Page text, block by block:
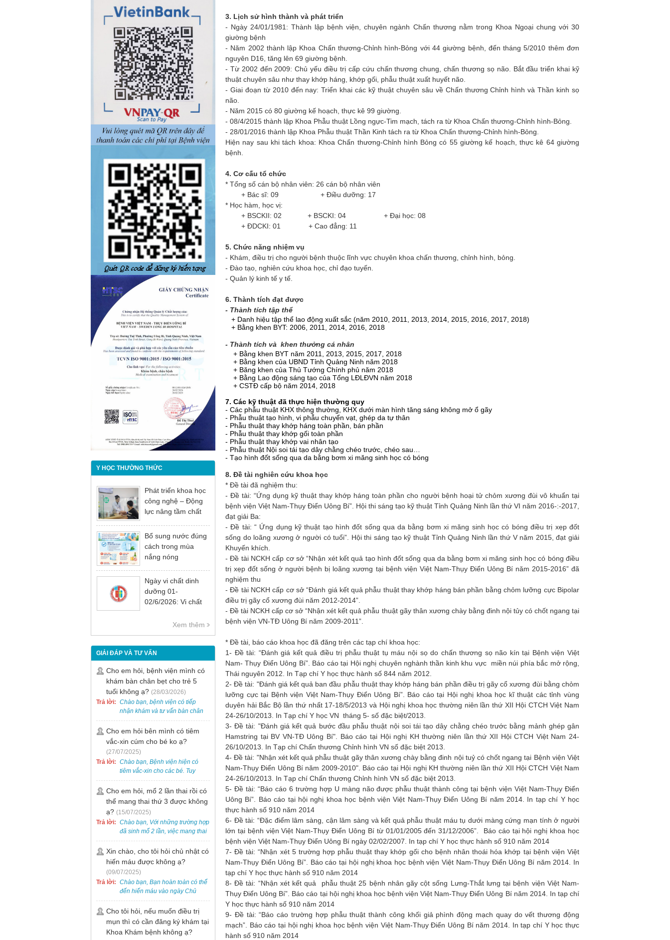
Y HỌC THƯỜNG THỨC
Phát triển khoa học
công nghệ – Động
lực nâng tầm chất
bệnh
Bổ sung nước đúng
cách trong mùa
nắng nóng
Ngày vi chất dinh
dưỡng 01-
02/6/2026: Vi chất
thiết cho sự phát
Xem thêm
GIẢI ĐÁP VÀ TƯ VẤN
Cho em hỏi, bệnh viện mình có
khám bàn chân bẹt cho trẻ 5
tuổi không ạ? (28/03/2026)
Trả lời: Chào bạn, bệnh viện có tiếp
nhận khám và tư vấn bàn chân
bẹt cho trẻ em, bao gồm cả trẻ 5
tuổi. Bạn có thể đưa bé đến
Khoa Khám bệnh của bệnh viện
để được bác sĩ chuyên khoa
thăm khám. Ngoài ra, để thuận
tiện hơn, bạn có thể đặt lịch
khám trước qua số điện thoại:
0988 270 115. Nếu cần hỗ trợ
thêm, vui lòng liên hệ qua Zalo
hoặc Fanpage Bệnh viện Việt
Nam - Thụy Điển Uông Bí.
Cho em hỏi bên mình có tiêm
vắc-xin cúm cho bé ko ạ?
(27/07/2025)
Trả lời: Chào bạn, Bệnh viện hiện có
tiêm vắc-xin cho các bé. Tuy
nhiên, các loại vắc-xin thường về
theo từng đợt, không phải lúc
nào cũng có sẵn.
Cho em hỏi, mổ 2 lần thai rồi có
thể mang thai thứ 3 được không
ạ? (15/07/2025)
Trả lời: Chào bạn, Với những trường hợp
đã sinh mổ 2 lần, việc mang thai
lần 3 vẫn có thể thực hiện được.
Tại Bệnh viện, chúng tôi đã tiếp
nhận và hỗ trợ nhiều thai phụ có
nhu cầu tương tự.
Xin chào, cho tôi hỏi chủ nhật có
hiến máu được không ạ?
(09/07/2025)
Trả lời: Chào bạn, Bạn hoàn toàn có thể
đến hiến máu vào ngày Chủ
Nhật.
Cho tôi hỏi, nếu muốn điều trị
mụn thì có cần đăng ký khám tại
Khoa Khám bệnh không ạ?
3. Lịch sử hình thành và phát triển
- Ngày 24/01/1981: Thành lập bệnh viện, chuyên ngành Chấn thương nằm trong Khoa Ngoại chung với 30
giường bệnh
- Năm 2002 thành lập Khoa Chấn thương-Chỉnh hình-Bỏng với 44 giường bệnh, đến tháng 5/2010 thêm đơn
nguyên D16, tăng lên 69 giường bệnh.
- Từ 2002 đến 2009: Chủ yếu điều trị cấp cứu chấn thương chung, chấn thương sọ não. Bắt đầu triển khai kỹ
thuật chuyên sâu như thay khớp háng, khớp gối, phẫu thuật xuất huyết não.
- Giai đoạn từ 2010 đến nay: Triển khai các kỹ thuật chuyên sâu về Chấn thương Chỉnh hình và Thần kinh sọ
não.
- Năm 2015 có 80 giường kế hoạch, thực kê 99 giường.
- 08/4/2015 thành lập Khoa Phẫu thuật Lồng ngực-Tim mạch, tách ra từ Khoa Chấn thương-Chỉnh hình-Bỏng.
- 28/01/2016 thành lập Khoa Phẫu thuật Thần Kinh tách ra từ Khoa Chấn thương-Chỉnh hình-Bỏng.
Hiện nay sau khi tách khoa: Khoa Chấn thương-Chỉnh hình Bỏng có 55 giường kế hoạch, thực kê 64 giường
bệnh.
4. Cơ cấu tổ chức
* Tổng số cán bộ nhân viên: 26 cán bộ nhân viên
+ Bác sĩ: 09 + Điều dưỡng: 17
* Học hàm, học vị:
+ BSCKII: 02 + BSCKI: 04
+ Đại học: 08
+ ĐDCKI: 01 + Cao đẳng: 11
5. Chức năng nhiệm vụ
- Khám, điều trị cho người bệnh thuộc lĩnh vực chuyên khoa chấn thương, chỉnh hình, bỏng.
- Đào tạo, nghiên cứu khoa học, chỉ đạo tuyến.
- Quản lý kinh tế y tế.
6. Thành tích đạt được
- Thành tích tập thể
+ Danh hiệu tập thể lao động xuất sắc (năm 2010, 2011, 2013, 2014, 2015, 2016, 2017, 2018)
+ Bằng khen BYT: 2006, 2011, 2014, 2016, 2018
- Thành tích và khen thưởng cá nhân
+ Bằng khen BYT năm 2011, 2013, 2015, 2017, 2018
+ Bằng khen của UBND Tỉnh Quảng Ninh năm 2018
+ Băng khen của Thủ Tướng Chính phủ năm 2018
+ Bằng Lao động sáng tạo của Tổng LĐLĐVN năm 2018
+ CSTĐ cấp bộ năm 2014, 2018
7. Các kỹ thuật đã thực hiện thường quy
- Các phẫu thuật KHX thông thường, KHX dưới màn hình tăng sáng không mở ổ gãy
- Phẫu thuật tạo hình, vi phẫu chuyển vạt, ghép da tự thân
- Phẫu thuật thay khớp háng toàn phần, bán phần
- Phẫu thuật thay khớp gối toàn phần
- Phẫu thuật thay khớp vai nhân tạo
- Phẫu thuật Nội soi tái tạo dây chằng chéo trước, chéo sau…
- Tạo hình đốt sống qua da bằng bơm xi măng sinh học có bóng
8. Đề tài nghiên cứu khoa học
* Đề tài đã nghiệm thu:
- Đề tài: “Ứng dụng kỹ thuật thay khớp háng toàn phần cho người bệnh hoại tử chỏm xương đùi vô khuẩn tại
bệnh viện Việt Nam-Thụy Điển Uông Bí”. Hội thi sáng tạo kỹ thuật Tỉnh Quảng Ninh lần thứ VI năm 2016-:-2017,
đạt giải Ba:
- Đề tài: “ Ứng dụng kỹ thuật tạo hình đốt sống qua da bằng bơm xi măng sinh học có bóng điều trị xẹp đốt
sống do loãng xương ở người có tuổi”. Hội thi sáng tạo kỹ thuật Tỉnh Quảng Ninh lần thứ V năm 2015, đạt giải
Khuyến khích.
- Đề tài NCKH cấp cơ sở “Nhận xét kết quả tạo hình đốt sống qua da bằng bơm xi măng sinh học có bóng điều
trị xẹp đốt sống ở người bệnh bị loãng xương tại bệnh viện Việt Nam-Thụy Điển Uông Bí năm 2015-2016” đã
nghiệm thu
- Đề tài NCKH cấp cơ sở “Đánh giá kết quả phẫu thuật thay khớp háng bán phần bằng chỏm lưỡng cực Bipolar
điều trị gãy cổ xương đùi năm 2012-2014”.
- Đề tài NCKH cấp cơ sở “Nhận xét kết quả phẫu thuật gãy thân xương chày bằng đinh nội tủy có chốt ngang tại
bệnh viện VN-TĐ Uông Bí năm 2009-2011”.
* Đề tài, báo cáo khoa học đã đăng trên các tạp chí khoa học:
1- Đề tài: “Đánh giá kết quả điều trị phẫu thuật tụ máu nội sọ do chấn thương sọ não kín tại Bệnh viện Việt
Nam- Thụy Điển Uông Bí”. Báo cáo tại Hội nghị chuyên nghành thần kinh khu vực miền núi phía bắc mở rộng,
Thái nguyên 2012. In Tạp chí Y học thực hành số 844 năm 2012.
2- Đề tài: "Đánh giá kết quả ban đầu phẫu thuật thay khớp háng bán phần điều trị gãy cổ xương đùi bằng chỏm
lưỡng cực tại Bệnh viện Việt Nam-Thụy Điển Uông Bí”. Báo cáo tại Hội nghị khoa học kĩ thuật các tỉnh vùng
duyên hải Bắc Bộ lần thứ nhất 17-18/5/2013 và Hội nghị khoa học thường niên lần thứ XII Hội CTCH Việt Nam
24-26/10/2013. In Tạp chí Y học VN tháng 5- số đặc biệt/2013.
3- Đề tài: "Đánh giá kết quả bước đầu phẫu thuật nội soi tái tạo dây chằng chéo trước bằng mảnh ghép gân
Hamstring tại BV VN-TĐ Uông Bí". Báo cáo tại Hội nghị KH thường niên lần thứ XII Hội CTCH Việt Nam 24-
26/10/2013. In Tạp chí Chấn thương Chỉnh hình VN số đặc biệt 2013.
4- Đề tài: "Nhận xét kết quả phẫu thuật gãy thân xương chày bằng đinh nội tuỷ có chốt ngang tại Bệnh viện Việt
Nam-Thụy Điển Uông Bí năm 2009-2010". Báo cáo tại Hội nghị KH thường niên lần thứ XII Hội CTCH Việt Nam
24-26/10/2013. In Tạp chí Chấn thương Chỉnh hình VN số đặc biệt 2013.
5- Đề tài: “Báo cáo 6 trường hợp U màng não được phẫu thuật thành công tại bệnh viện Việt Nam-Thụy Điển
Uông Bí”. Báo cáo tại hội nghị khoa học bệnh viện Việt Nam-Thụy Điển Uông Bí năm 2014. In tạp chí Y học
thực hành số 910 năm 2014
6- Đề tài: “Đặc điểm lâm sàng, cận lâm sàng và kết quả phẫu thuật máu tụ dưới màng cứng mạn tính ở người
lớn tại bệnh viện Việt Nam-Thụy Điển Uông Bí từ 01/01/2005 đến 31/12/2006”. Báo cáo tại hội nghị khoa học
bệnh viện Việt Nam-Thụy Điển Uông Bí ngày 02/02/2007. In tạp chí Y học thực hành số 910 năm 2014
7- Đề tài: “Nhận xét 5 trường hợp phẫu thuật thay khớp gối cho bệnh nhân thoái hóa khớp tại bệnh viện Việt
Nam-Thụy Điển Uông Bí”. Báo cáo tại hội nghị khoa học bệnh viện Việt Nam-Thụy Điển Uông Bí năm 2014. In
tạp chí Y học thực hành số 910 năm 2014
8- Đề tài: “Nhận xét kết quả phẫu thuật 25 bệnh nhân gãy cột sống Lưng-Thắt lưng tại bệnh viện Việt Nam-
Thụy Điển Uông Bí”. Báo cáo tại hội nghị khoa học bệnh viện Việt Nam-Thụy Điển Uông Bí năm 2014. In tạp chí
Y học thực hành số 910 năm 2014
9- Đề tài: “Báo cáo trường hợp phẫu thuật thành công khối giả phình động mạch quay do vết thương động
mạch”. Báo cáo tại hội nghị khoa học bệnh viện Việt Nam-Thụy Điển Uông Bí năm 2014. In tạp chí Y học thực
hành số 910 năm 2014